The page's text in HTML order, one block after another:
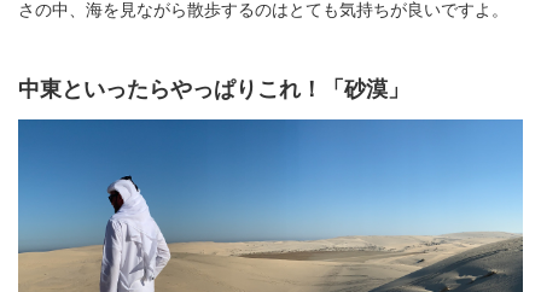
さの中、海を見ながら散歩するのはとても気持ちが良いですよ。
中東といったらやっぱりこれ！「砂漠」